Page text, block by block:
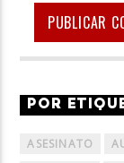
POR
ASESINATO